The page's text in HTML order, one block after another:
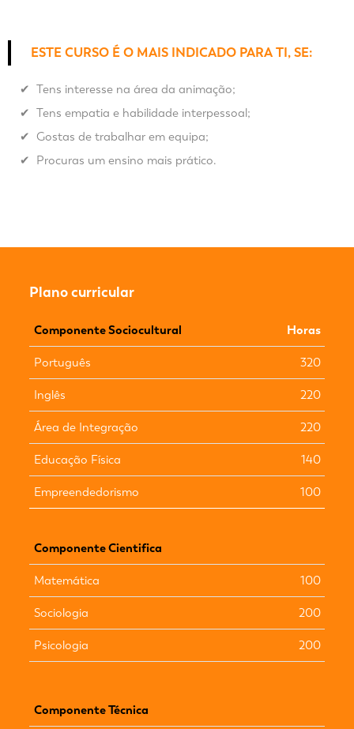
ESTE CURSO É O MAIS INDICADO PARA TI, SE:
✔ Tens interesse na área da animação;
✔ Tens empatia e habilidade interpessoal;
✔ Gostas de trabalhar em equipa;
✔ Procuras um ensino mais prático.
Plano curricular
Componente Sociocultural Horas
Português 320
Inglês 220
Área de Integração 220
Educação Física 140
Empreendedorismo 100
Componente Cientifica
Matemática 100
Sociologia 200
Psicologia 200
Componente Técnica